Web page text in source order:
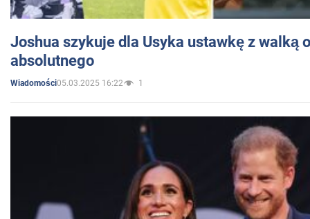
Joshua szykuje dla Usyka ustawkę z walką
absolutnego
Wiadomości05.03.2025 16:22 1